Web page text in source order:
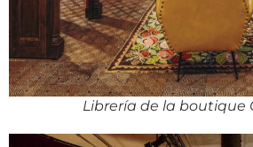
Librería de la boutique